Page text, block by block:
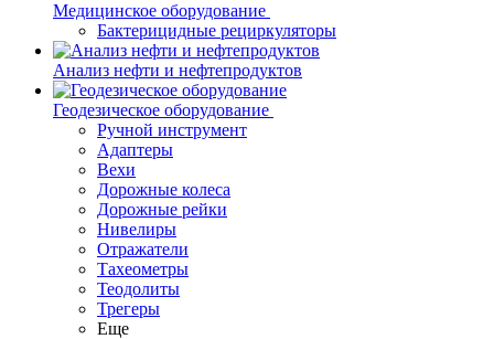
Медицинское оборудование
Бактерицидные рециркуляторы
Анализ нефти и нефтепродуктов
Геодезическое оборудование
Ручной инструмент
Адаптеры
Вехи
Дорожные колеса
Дорожные рейки
Нивелиры
Отражатели
Тахеометры
Теодолиты
Трегеры
Еще